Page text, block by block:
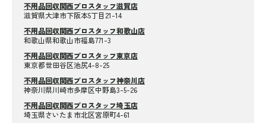
不用品回収関西プロスタッフ滋賀店
滋賀県大津市下阪本5丁目21-14
不用品回収関西プロスタッフ和歌山店
和歌山県和歌山市福島771-3
不用品回収関西プロスタッフ東京店
東京都世田谷区池尻4-8-25
不用品回収関西プロスタッフ神奈川店
神奈川県川崎市多摩区中野島3-5-26
不用品回収関西プロスタッフ埼玉店
埼玉県さいたま市北区宮原町4-61